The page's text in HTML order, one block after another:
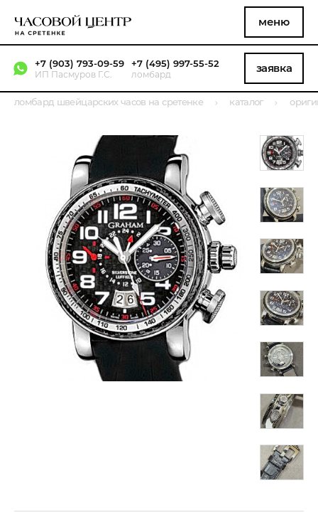
меню
+7 (903) 793-09-59
ИП Пасмуров Г.С.
+7 (495) 997-55-52
ломбард заявка
ломбард швейцарских часов на сретенке каталог